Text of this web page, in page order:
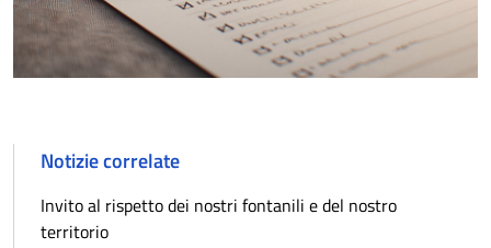
Notizie correlate
Invito al rispetto dei nostri fontanili e del nostro
territorio